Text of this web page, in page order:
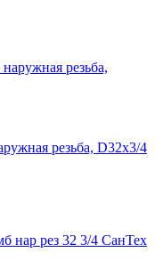
резьба, D32х3/4